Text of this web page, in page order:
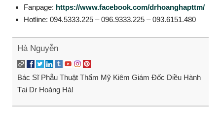
Fanpage: https://www.facebook.com/drhoanghapttm/
Hotline: 094.5333.225 – 096.9333.225 – 093.6151.480
Hà Nguyễn
Bác Sĩ Phẫu Thuật Thẩm Mỹ Kiêm Giám Đốc Diều Hành
Tại Dr Hoàng Hà!